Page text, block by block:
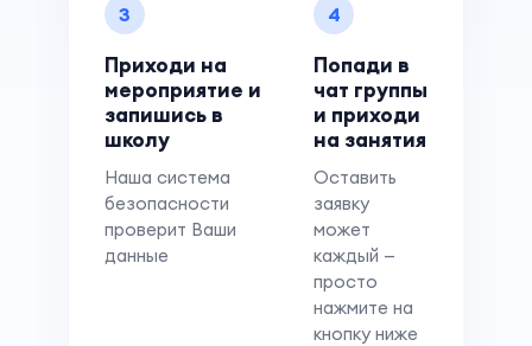
3
Приходи на
мероприятие и
запишись в
школу
Наша система
безопасности
проверит Ваши
данные
4
Попади в
чат группы
и приходи
на занятия
Оставить
заявку
может
каждый —
просто
нажмите на
кнопку ниже